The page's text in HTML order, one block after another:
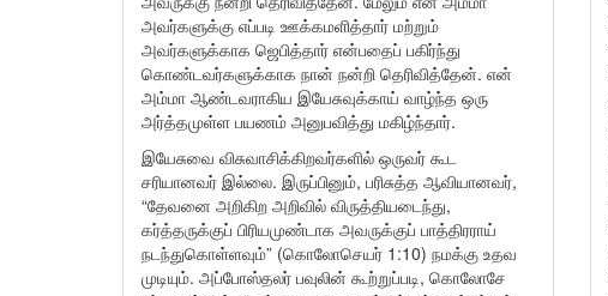
அவர்களுக்கு எப்படி ஊக்கமளித்தார் மற்றும்
அவர்களுக்காக ஜெபித்தார் என்பதைப் பகிர்ந்து
கொண்டவர்களுக்காக நான் நன்றி தெரிவித்தேன். என்
அம்மா ஆண்டவராகிய இயேசுவுக்காய் வாழ்ந்த ஒரு
அர்த்தமுள்ள பயணம் அனுபவித்து மகிழ்ந்தார்.
இயேசுவை விசுவாசிக்கிறவர்களில் ஒருவர் கூட
சரியானவர் இல்லை. இருப்பினும், பரிசுத்த ஆவியானவர்,
“தேவனை அறிகிற அறிவில் விருத்தியடைந்து,
கர்த்தருக்குப் பிரியமுண்டாக அவருக்குப் பாத்திரராய்
நடந்துகொள்ளவும்” (கொலோசெயர் 1:10) நமக்கு உதவ
முடியும். அப்போஸ்தலர் பவுலின் கூற்றுப்படி, கொலோசே